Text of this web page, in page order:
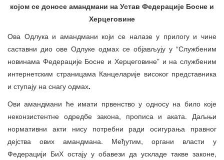
којом се доносе амандмани на Устав Федерације Босне и
Херцеговине
Ова Одлука и амандмани који се налазе у прилогу и чине
саставни дио ове Одлуке одмах се објављују у “Службеним
новинама Федерације Босне и Херцеговине” и на службеним
интернетским страницама Канцеларије високог представника
и ступају на снагу одмах.
Ови амандмани ће имати првенство у односу на било које
неконзистентне одредбе закона, прописа и аката. Даљњи
нормативни акти нису потребни ради осигурања правног
дејства ових амандмана. Међутим, органи власти у
Федерацији БиХ остају у обавези да ускладе такве законе,